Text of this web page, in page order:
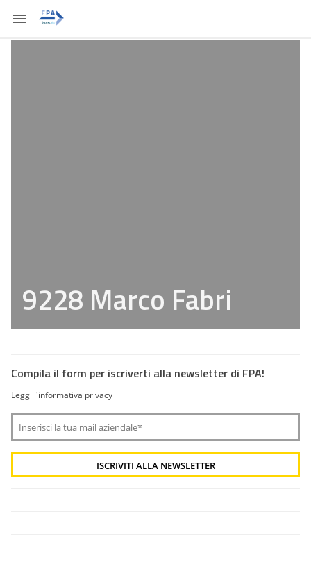
9228 Marco Fabri
Compila il form per iscriverti alla newsletter di FPA!
Leggi l'informativa privacy